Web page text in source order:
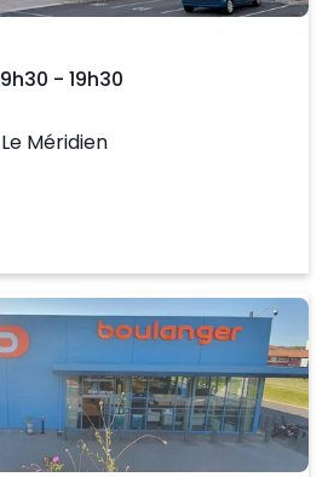
Day of the Week
9h30 - 19h30
Méridien
Vous